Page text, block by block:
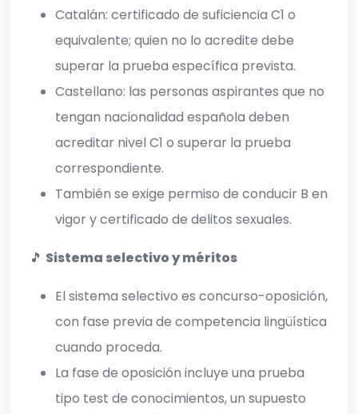
Catalán: certificado de suficiencia C1 o
equivalente; quien no lo acredite debe
superar la prueba específica prevista.
Castellano: las personas aspirantes que no
tengan nacionalidad española deben
acreditar nivel C1 o superar la prueba
correspondiente.
También se exige permiso de conducir B en
vigor y certificado de delitos sexuales.
🎵 Sistema selectivo y méritos
El sistema selectivo es concurso-oposición,
con fase previa de competencia lingüística
cuando proceda.
La fase de oposición incluye una prueba
tipo test de conocimientos, un supuesto